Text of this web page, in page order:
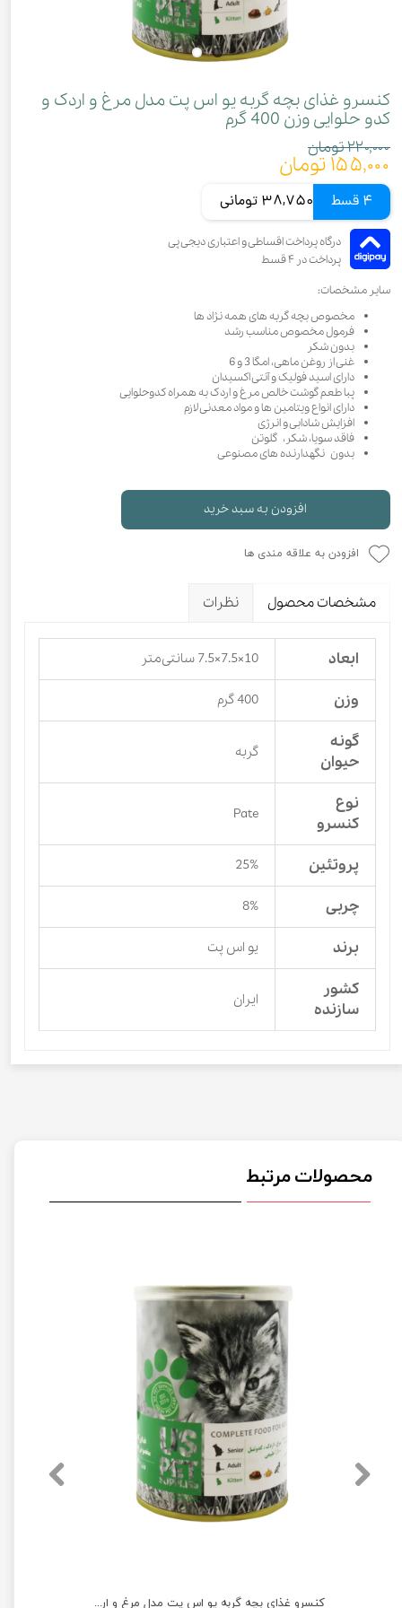
کنسرو غذای بچه گربه یو اس پت مدل مرغ و اردک و
کدو حلوایی وزن 400 گرم
۲۲۰,۰۰۰ تومان
۱۵۵,۰۰۰ تومان
4 قسط 38,750 تومانی
سایر مشخصات:
مخصوص بچه گربه های همه نژاد ها
فرمول مخصوص مناسب رشد
بدون شکر
غنی از روغن ماهی، امگا 3 و 6
دارای اسید فولیک و آنتی اکسیدان
پبا طعم گوشت خالص مرغ و اردک به همراه کدوحلوایی
دارای انواع ویتامین ها و مواد معدنی لازم
افزایش شادابی و انرژی
فاقد سویا، شکر، گلوتن
بدون نگهدارنده های مصنوعی
افزودن به سبد خرید
افزودن به علاقه مندی ها
مشخصات محصول نظرات
ابعاد 10×7.5×7.5 سانتی‌متر
وزن 400 گرم
گونه
حیوان
گربه
نوع
کنسرو
Pate
پروتئین 25%
چربی 8%
برند یو اس پت
کشور
سازنده
ایران
محصولات مرتبط
کنسرو غذای بچه گربه یو اس پت مدل مرغ و اردک و کدو حلوایی وزن 400 گرم